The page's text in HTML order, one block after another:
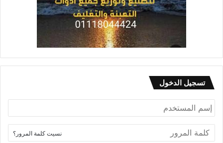
تسجيل الدخول
نسيت كلمة المرور؟